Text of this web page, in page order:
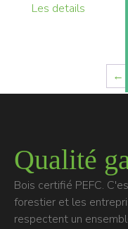
Les details
←
Qualité
Bois certifié PEFC.
forestier et les
respectent un